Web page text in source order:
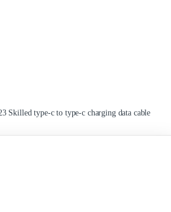
Skilled type-c to type-c charging data cable